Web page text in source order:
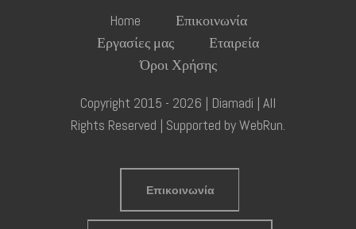
Home
Επικοινωνία
Εργασίες μας
Εταιρεία
Όροι Χρήσης
Copyright 2015 - 2026 | Diamadi | All
Rights Reserved | Supported byWebRun.
Επικοινωνία